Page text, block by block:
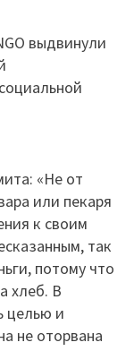
выдвинули
«Не от
или пекаря
к своим
так
потому что
хлеб. В
целью и
не оторвана